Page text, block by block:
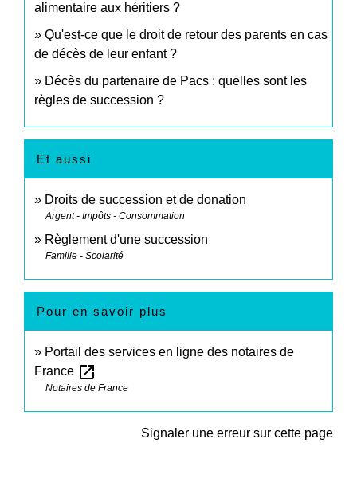
alimentaire aux héritiers ?
Qu'est-ce que le droit de retour des parents en cas
de décès de leur enfant ?
Décès du partenaire de Pacs : quelles sont les
règles de succession ?
Et aussi
Droits de succession et de donation
Argent - Impôts - Consommation
Règlement d'une succession
Famille - Scolarité
Pour en savoir plus
Portail des services en ligne des notaires de
France open_in_new
Notaires de France
Signaler une erreur sur cette page